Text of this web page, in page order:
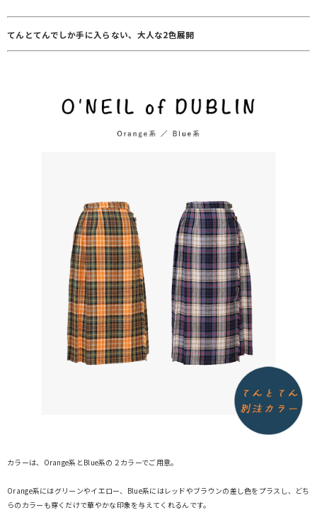
てんとてんでしか手に入らない、大人な2色展開
カラーは、Orange系とBlue系の２カラーでご用意。
Orange系にはグリーンやイエロー、Blue系にはレッドやブラウンの差し色をプラスし、どち
らのカラーも穿くだけで華やかな印象を与えてくれるんです。